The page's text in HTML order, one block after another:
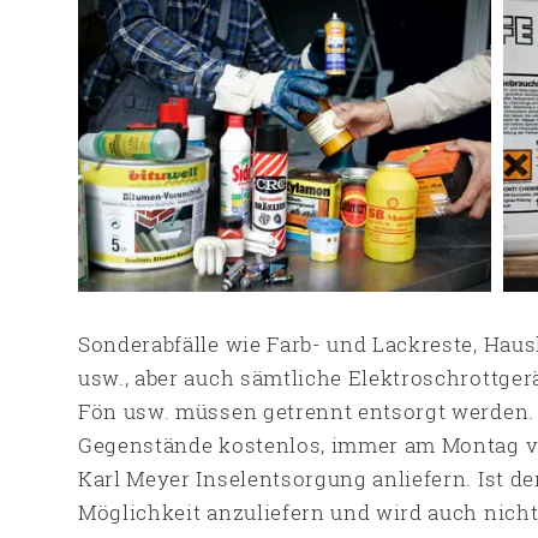
Sonderabfälle wie Farb- und Lackreste,
usw., aber auch sämtliche
Fön usw. müssen getrennt entsorgt
Gegenstände kostenlos, immer am Montag
Karl Meyer Inselentsorgung anliefern. Ist
Möglichkeit anzuliefern und wird auch